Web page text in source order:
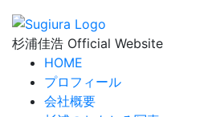
杉浦佳浩 Official Website
HOME
プロフィール
会社概要